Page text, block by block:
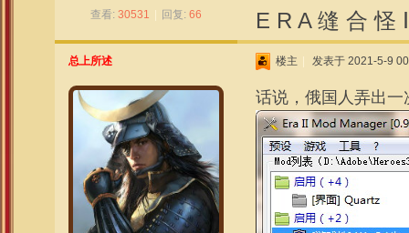
»
查看: 30531 回复: 66 E R A 缝 合 怪
总上所述 楼主 发表于 2021-5-9
话说，俄国人弄出